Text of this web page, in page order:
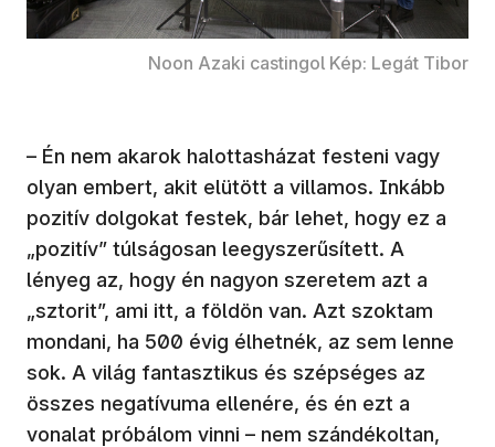
Noon Azaki castingol Kép: Legát Tibor
– Én nem akarok halottasházat festeni vagy
olyan embert, akit elütött a villamos. Inkább
pozitív dolgokat festek, bár lehet, hogy ez a
„pozitív” túlságosan leegyszerűsített. A
lényeg az, hogy én nagyon szeretem azt a
„sztorit”, ami itt, a földön van. Azt szoktam
mondani, ha 500 évig élhetnék, az sem lenne
sok. A világ fantasztikus és szépséges az
összes negatívuma ellenére, és én ezt a
vonalat próbálom vinni – nem szándékoltan,